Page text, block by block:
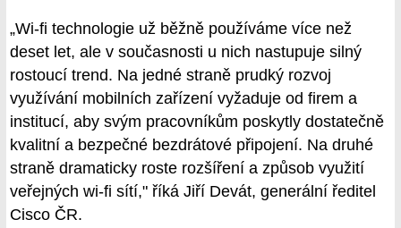
„Wi-fi technologie už běžně používáme více než
deset let, ale v současnosti u nich nastupuje silný
rostoucí trend. Na jedné straně prudký rozvoj
využívání mobilních zařízení vyžaduje od firem a
institucí, aby svým pracovníkům poskytly dostatečně
kvalitní a bezpečné bezdrátové připojení. Na druhé
straně dramaticky roste rozšíření a způsob využití
veřejných wi-fi sítí," říká Jiří Devát, generální ředitel
Cisco ČR.